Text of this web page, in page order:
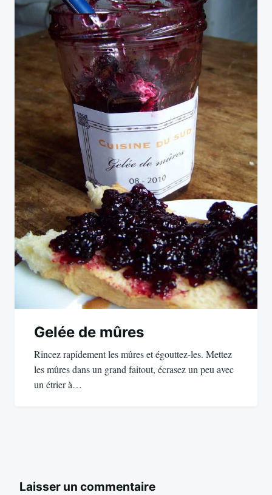
Gelée de mûres
Rincez rapidement les mûres et égouttez-les. Mettez
les mûres dans un grand faitout, écrasez un peu avec
un étrier à…
Laisser un commentaire